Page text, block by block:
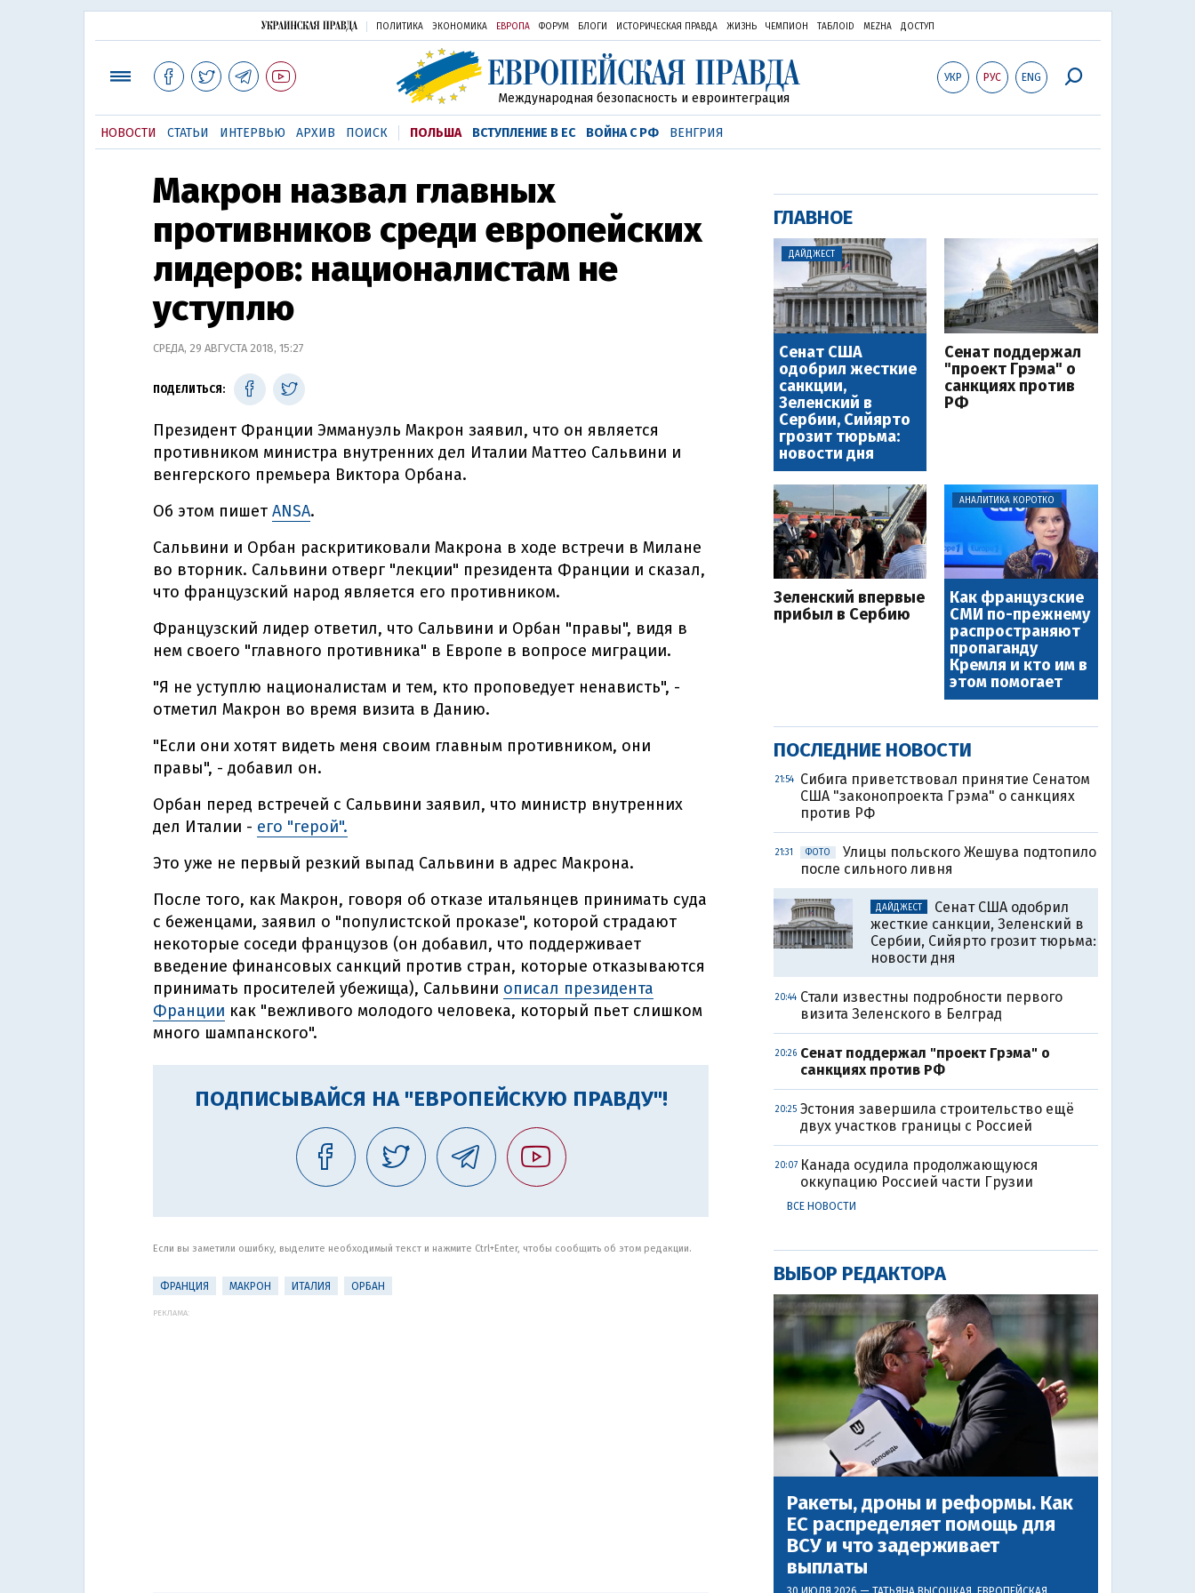
ПОЛИТИКА ЭКОНОМИКА ЕВРОПА ФОРУМ БЛОГИ ИСТОРИЧЕСКАЯ ПРАВДА ЖИЗНЬ ЧЕМПИОН ТАБЛОID MEZHA ДОСТУП
УКР РУС ENG
Международная безопасность и евроинтеграция
НОВОСТИ СТАТЬИ ИНТЕРВЬЮ АРХИВ ПОИСК ПОЛЬША ВСТУПЛЕНИЕ В ЕС ВОЙНА С РФ ВЕНГРИЯ
Макрон назвал главных
противников среди европейских
лидеров: националистам не
уступлю
СРЕДА, 29 АВГУСТА 2018, 15:27
ПОДЕЛИТЬСЯ:
Президент Франции Эммануэль Макрон заявил, что он является
противником министра внутренних дел Италии Маттео Сальвини и
венгерского премьера Виктора Орбана.
Об этом пишет ANSA.
Сальвини и Орбан раскритиковали Макрона в ходе встречи в Милане
во вторник. Сальвини отверг "лекции" президента Франции и сказал,
что французский народ является его противником.
Французский лидер ответил, что Сальвини и Орбан "правы", видя в
нем своего "главного противника" в Европе в вопросе миграции.
"Я не уступлю националистам и тем, кто проповедует ненависть", -
отметил Макрон во время визита в Данию.
"Если они хотят видеть меня своим главным противником, они
правы", - добавил он.
Орбан перед встречей с Сальвини заявил, что министр внутренних
дел Италии - его "герой".
Это уже не первый резкий выпад Сальвини в адрес Макрона.
После того, как Макрон, говоря об отказе итальянцев принимать суда
с беженцами, заявил о "популистской проказе", которой страдают
некоторые соседи французов (он добавил, что поддерживает
введение финансовых санкций против стран, которые отказываются
принимать просителей убежища), Сальвини описал президента
Франции как "вежливого молодого человека, который пьет слишком
много шампанского".
ПОДПИСЫВАЙСЯ НА "ЕВРОПЕЙСКУЮ ПРАВДУ"!
Если вы заметили ошибку, выделите необходимый текст и нажмите Ctrl+Enter, чтобы сообщить об этом редакции.
ФРАНЦИЯ МАКРОН ИТАЛИЯ ОРБАН
РЕКЛАМА:
ГЛАВНОЕ
ДАЙДЖЕСТ
Сенат США
одобрил жесткие
санкции,
Зеленский в
Сербии, Сийярто
грозит тюрьма:
новости дня
Сенат поддержал
"проект Грэма" о
санкциях против
РФ
Зеленский впервые
прибыл в Сербию
АНАЛИТИКА КОРОТКО
Как французские
СМИ по-прежнему
распространяют
пропаганду
Кремля и кто им в
этом помогает
ПОСЛЕДНИЕ НОВОСТИ
21:54
Сибига приветствовал принятие Сенатом
США "законопроекта Грэма" о санкциях
против РФ
21:31 ФОТО
Улицы польского Жешува подтопило
после сильного ливня
ДАЙДЖЕСТ
Сенат США одобрил
жесткие санкции, Зеленский в
Сербии, Сийярто грозит тюрьма:
новости дня
20:44 Стали известны подробности первого
визита Зеленского в Белград
20:26 Сенат поддержал "проект Грэма" о
санкциях против РФ
20:25 Эстония завершила строительство ещё
двух участков границы с Россией
20:07 Канада осудила продолжающуюся
оккупацию Россией части Грузии
ВСЕ НОВОСТИ
ВЫБОР РЕДАКТОРА
Ракеты, дроны и реформы. Как
ЕС распределяет помощь для
ВСУ и что задерживает
выплаты